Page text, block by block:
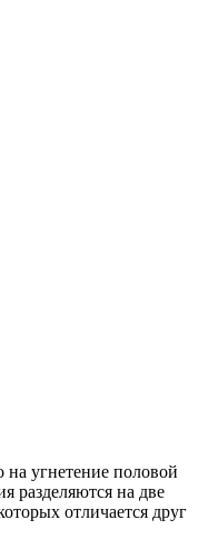
на угнетение половой
разделяются на две
отличается друг